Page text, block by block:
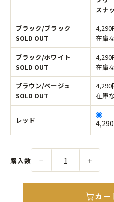
スナ
ブラック/ブラック
SOLD OUT
4,290
在庫
ブラック/ホワイト
SOLD OUT
4,290
在庫
ブラウン/ベージュ
SOLD OUT
4,290
在庫
レッド
購入数 － ＋
カー